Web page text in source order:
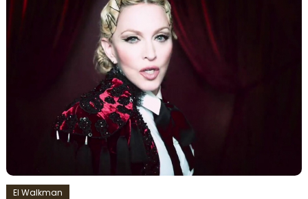
El Walkman